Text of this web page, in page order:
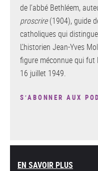
de l’abbé Bethléem,
proscrire (1904), guide
catholiques qui
L’historien Jean-Yves
figure méconnue qui fut
16 juillet 1949.
S’ABONNER AUX
EN SAVOIR PLUS